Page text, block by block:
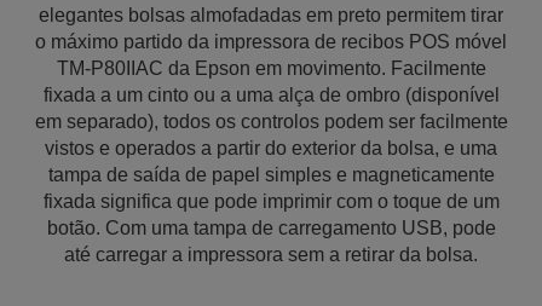
elegantes bolsas almofadadas em preto permitem tirar
o máximo partido da impressora de recibos POS móvel
TM-P80IIAC da Epson em movimento. Facilmente
fixada a um cinto ou a uma alça de ombro (disponível
em separado), todos os controlos podem ser facilmente
vistos e operados a partir do exterior da bolsa, e uma
tampa de saída de papel simples e magneticamente
fixada significa que pode imprimir com o toque de um
botão. Com uma tampa de carregamento USB, pode
até carregar a impressora sem a retirar da bolsa.